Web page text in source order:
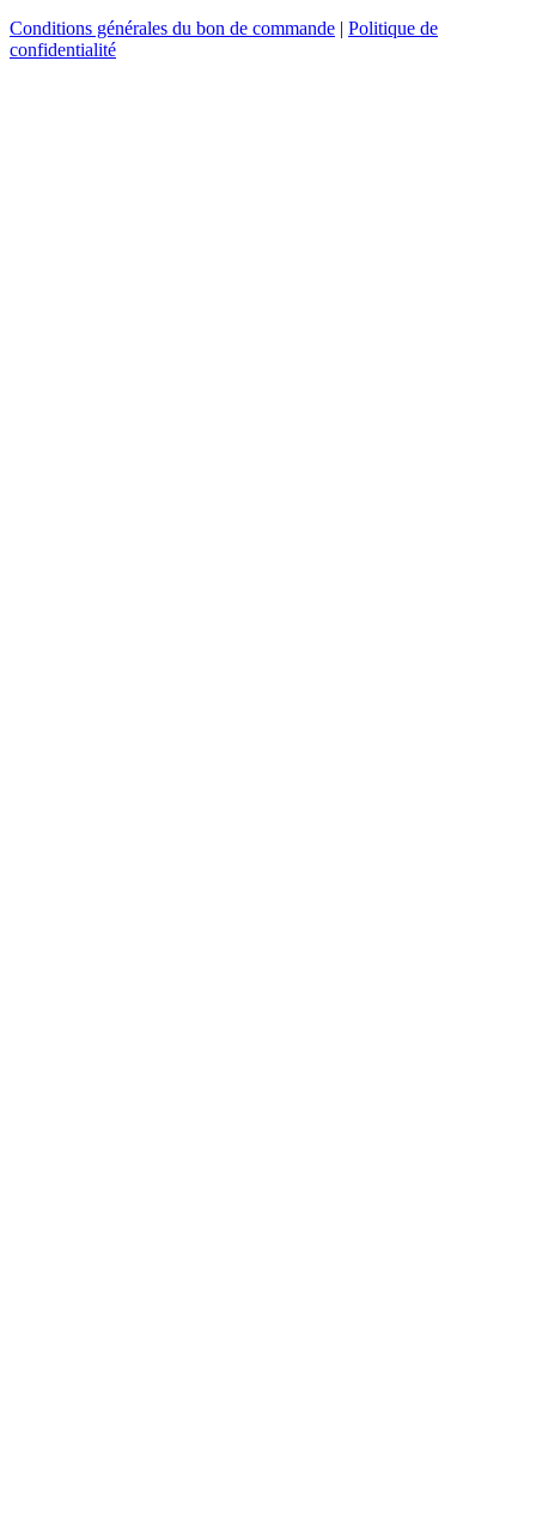
Conditions générales du bon de commande | Politique de
confidentialité